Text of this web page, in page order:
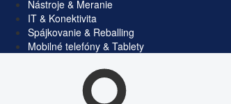
Nástroje & Meranie
IT & Konektivita
Spájkovanie & Reballing
Mobilné telefóny & Tablety